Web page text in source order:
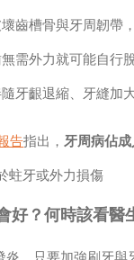
齒槽骨與牙周韌帶
需外力就可能自行
牙齦退縮、牙縫加
告指出，牙周病佔
蛀牙或外力損傷
好？何時該看醫